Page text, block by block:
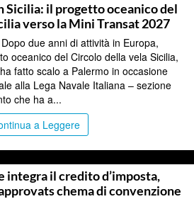
Sicilia: il progetto oceanico del
verso la Mini Transat 2027
due anni di attività in Europa,
oceanico del Circolo della vela Sicilia,
fatto scalo a Palermo in occasione
alla Lega Navale Italiana – sezione
che ha a...
a Leggere
integra il credito d’imposta,
chema di convenzione